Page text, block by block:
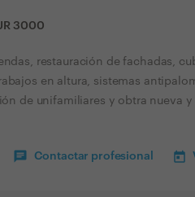
3000
restauración de fachadas,
en altura, sistemas
de unifamiliares y obtra nueva
Contactar profesional